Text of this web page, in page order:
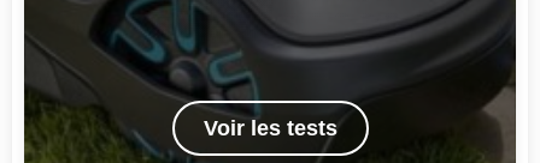
Voir les tests